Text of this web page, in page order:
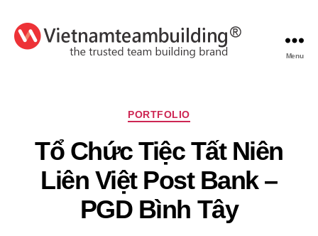
Menu
Chuyên
PORTFOLIO
Tổ Chức Tiệc Tất Niên
Liên Việt Post Bank –
PGD Bình Tây